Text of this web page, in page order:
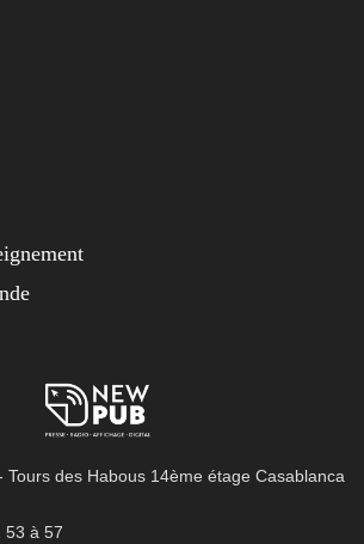
Tours des Habous 14ème étage Casablanca
53 à 57